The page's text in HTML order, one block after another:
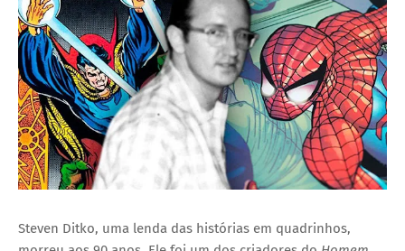
A
S
Steven Ditko, uma lenda das histórias em quadrinhos,